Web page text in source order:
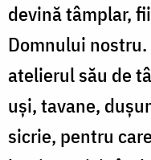
devină tâmplar,
Domnului
atelierul său de
uși, tavane,
sicrie, pentru